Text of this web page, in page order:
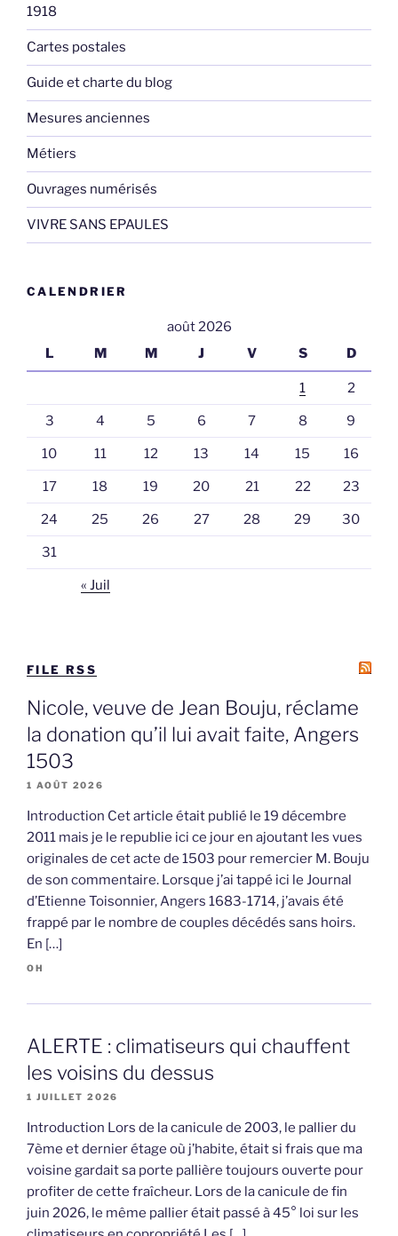
1918
Cartes postales
Guide et charte du blog
Mesures anciennes
Métiers
Ouvrages numérisés
VIVRE SANS EPAULES
CALENDRIER
août 2026
L
M M J V S D
1 2
3 4 5 6 7 8 9
10 11 12 13 14 15 16
17 18 19 20 21 22 23
24 25 26 27 28 29 30
31
« Juil
FILE RSS
Nicole, veuve de Jean Bouju, réclame
la donation qu’il lui avait faite, Angers
1503
1 AOÛT 2026
Introduction Cet article était publié le 19 décembre
2011 mais je le republie ici ce jour en ajoutant les vues
originales de cet acte de 1503 pour remercier M. Bouju
de son commentaire. Lorsque j’ai tappé ici le Journal
d’Etienne Toisonnier, Angers 1683-1714, j’avais été
frappé par le nombre de couples décédés sans hoirs.
En […]
OH
ALERTE : climatiseurs qui chauffent
les voisins du dessus
1 JUILLET 2026
Introduction Lors de la canicule de 2003, le pallier du
7ème et dernier étage où j’habite, était si frais que ma
voisine gardait sa porte pallière toujours ouverte pour
profiter de cette fraîcheur. Lors de la canicule de fin
juin 2026, le même pallier était passé à 45° loi sur les